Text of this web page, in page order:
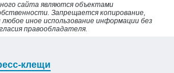
сайта являются объектами
Запрещается копирование,
иное использование информации без
правообладателя.
клещи